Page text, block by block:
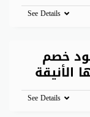
See Details
خصم
See Details